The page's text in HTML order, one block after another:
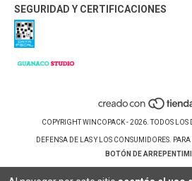
SEGURIDAD Y CERTIFICACIONES
COPYRIGHT WINCOPACK - 2026. TODOS LOS
DEFENSA DE LAS Y LOS CONSUMIDORES.
BOTÓN DE